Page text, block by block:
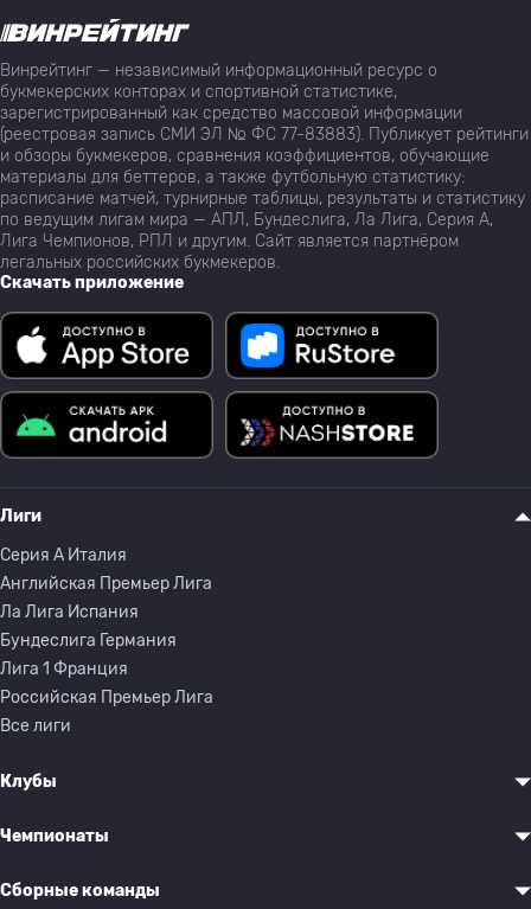
Винрейтинг — независимый информационный ресурс о
букмекерских конторах и спортивной статистике,
зарегистрированный как средство массовой информации
(реестровая запись СМИ ЭЛ № ФС 77-83883). Публикует рейтинги
и обзоры букмекеров, сравнения коэффициентов, обучающие
материалы для беттеров, а также футбольную статистику:
расписание матчей, турнирные таблицы, результаты и статистику
по ведущим лигам мира — АПЛ, Бундеслига, Ла Лига, Серия А,
Лига Чемпионов, РПЛ и другим. Сайт является партнёром
легальных российских букмекеров.
Скачать приложение
Лиги
Серия A Италия
Английская Премьер Лига
Ла Лига Испания
Бундеслига Германия
Лига 1 Франция
Российская Премьер Лига
Все лиги
Клубы
Чемпионаты
Сборные команды